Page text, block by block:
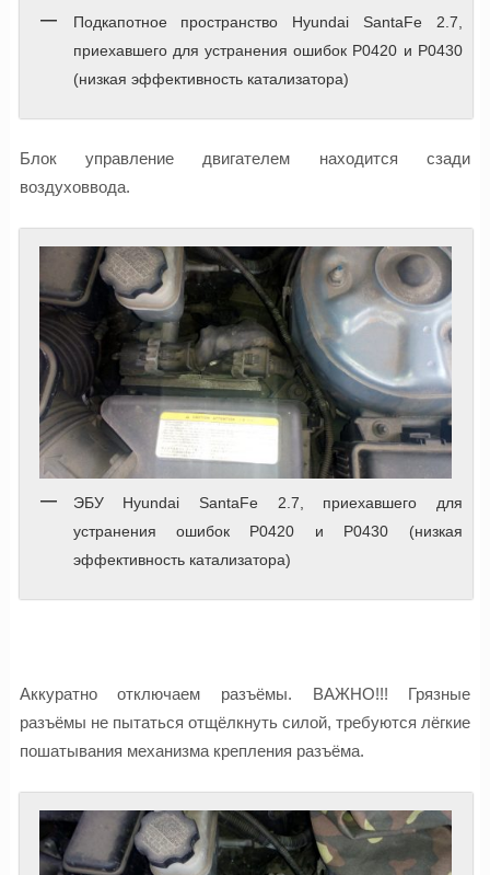
Подкапотное пространство Hyundai SantaFe 2.7,
приехавшего для устранения ошибок P0420 и P0430
(низкая эффективность катализатора)
Блок управление двигателем находится сзади
воздуховвода.
ЭБУ Hyundai SantaFe 2.7, приехавшего для
устранения ошибок P0420 и P0430 (низкая
эффективность катализатора)
Аккуратно отключаем разъёмы. ВАЖНО!!! Грязные
разъёмы не пытаться отщёлкнуть силой, требуются лёгкие
пошатывания механизма крепления разъёма.